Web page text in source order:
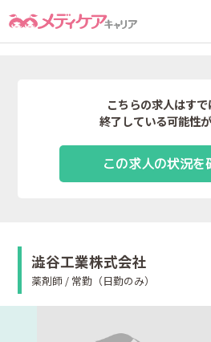
こちらの求人はす
終了している可能性
この求人の状況を
澁谷工業株式会社
薬剤師 / 常勤（日勤のみ）